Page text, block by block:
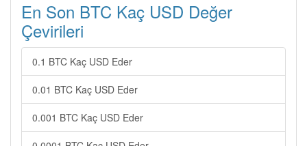
En Son BTC Kaç USD Değer
Çevirileri
0.1 BTC Kaç USD Eder
0.01 BTC Kaç USD Eder
0.001 BTC Kaç USD Eder